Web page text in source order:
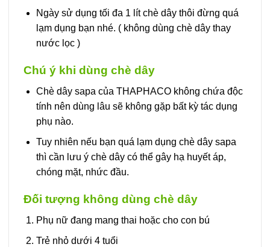
Ngày sử dụng tối đa 1 lít chè dây thôi đừng quá
lạm dụng bạn nhé. ( không dùng chè dây thay
nước lọc )
Chú ý khi dùng chè dây
Chè dây sapa của THAPHACO không chứa độc
tính nên dùng lâu sẽ không gặp bất kỳ tác dụng
phụ nào.
Tuy nhiên nếu bạn quá lạm dụng chè dây sapa
thì cần lưu ý chè dây có thể gây hạ huyết áp,
chóng mặt, nhức đầu.
Đối tượng không dùng chè dây
Phụ nữ đang mang thai hoặc cho con bú
Trẻ nhỏ dưới 4 tuổi